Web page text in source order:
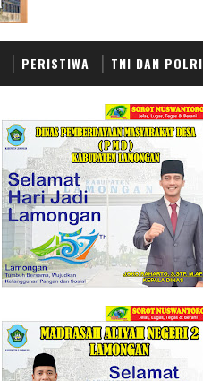
PERISTIWA TNI DAN POLRI